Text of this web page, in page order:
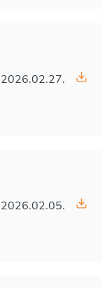
2026.02.27.
2026.02.05.